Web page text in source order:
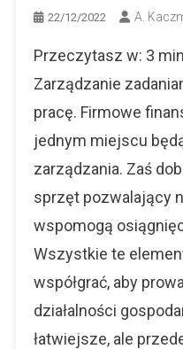
22/12/2022 A.
Przeczytasz w: 3
Zarządzanie
pracę. Firmowe
jednym miejscu
zarządzania. Zaś
sprzęt pozwalający
wspomogą
Wszystkie te
współgrać, aby
działalności
łatwiejsze, ale